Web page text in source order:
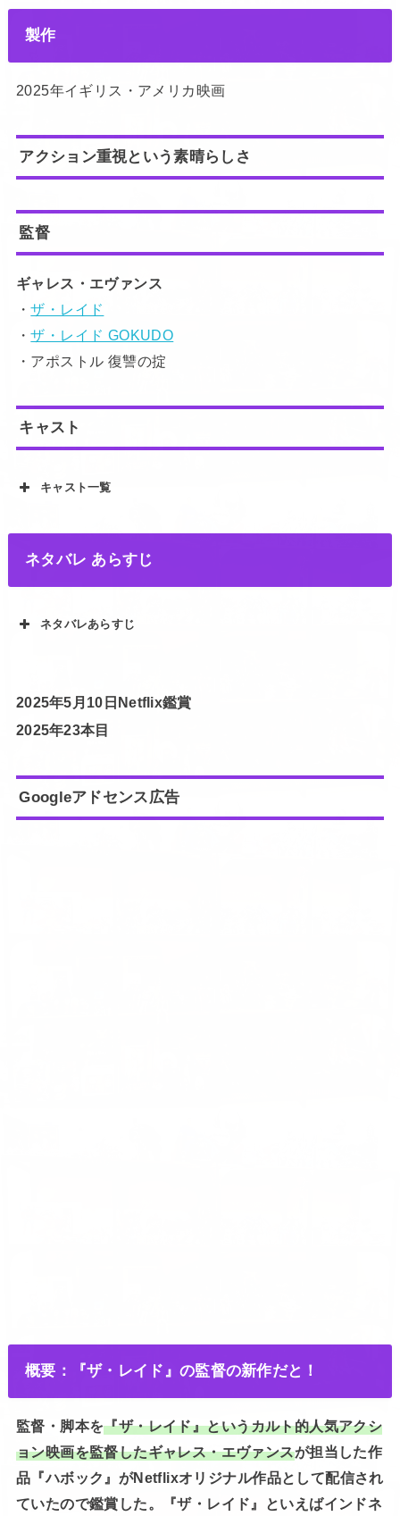
製作
2025年イギリス・アメリカ映画
アクション重視という素晴らしさ
監督
ギャレス・エヴァンス
・ザ・レイド
・ザ・レイド GOKUDO
・アポストル 復讐の掟
キャスト
キャスト一覧
ネタバレ あらすじ
ネタバレあらすじ
2025年5月10日Netflix鑑賞
2025年23本目
Googleアドセンス広告
概要：『ザ・レイド』の監督の新作だと！
監督・脚本を『ザ・レイド』というカルト的人気アクシ
ョン映画を監督したギャレス・エヴァンスが担当した作
品『ハボック』がNetflixオリジナル作品として配信され
ていたので鑑賞した。『ザ・レイド』といえばインドネ